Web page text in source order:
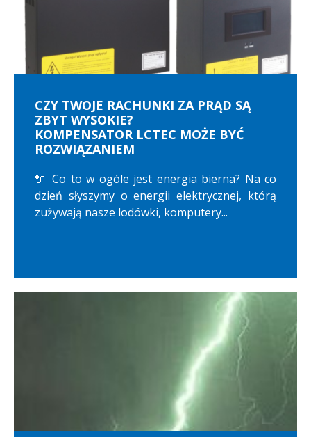
CZY TWOJE RACHUNKI ZA PRĄD SĄ
ZBYT WYSOKIE?
KOMPENSATOR LCTEC MOŻE BYĆ
ROZWIĄZANIEM
🔌 Co to w ogóle jest energia bierna? Na co
dzień słyszymy o energii elektrycznej, którą
zużywają nasze lodówki, komputery...